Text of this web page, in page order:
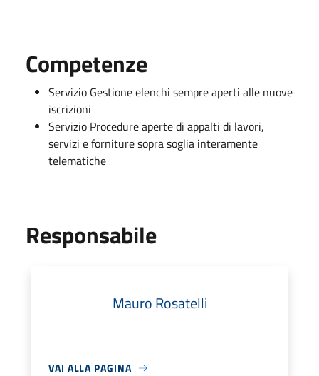
Competenze
Servizio Gestione elenchi sempre aperti alle nuove
iscrizioni
Servizio Procedure aperte di appalti di lavori,
servizi e forniture sopra soglia interamente
telematiche
Responsabile
Mauro Rosatelli
VAI ALLA PAGINA